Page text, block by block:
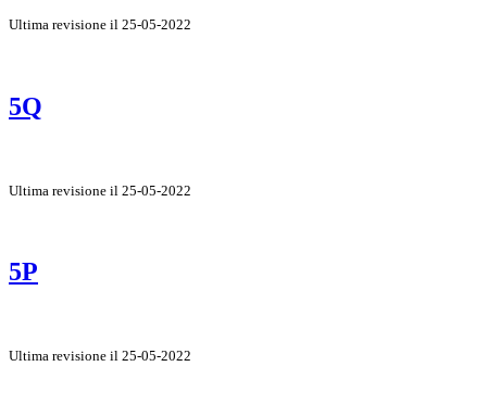
Ultima revisione il 25-05-2022
5Q
Ultima revisione il 25-05-2022
5P
Ultima revisione il 25-05-2022